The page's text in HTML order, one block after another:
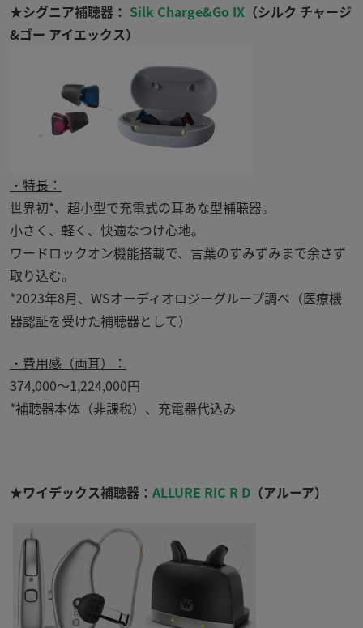
★シグニア補聴器： Silk Charge&Go IX （シルク チャージ
&ゴー アイエックス）
・特長：
世界初*、超小型で充電式の耳あな型補聴器。
小さく、軽く、快適なつけ心地。
ワードロックオン機能搭載で、言葉のすみずみまで余さず
取り込む。
*2023年8月、WSオーディオロジーグループ調べ（医療機
器認証を受けた補聴器として）
・費用感（両耳）：
374,000～1,224,000円
*補聴器本体（非課税）、充電器代込み
★ワイデックス補聴器： ALLURE RIC R D （アルーア）